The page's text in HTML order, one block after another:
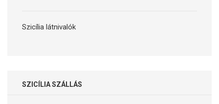
Szicília látnivalók
SZICÍLIA SZÁLLÁS